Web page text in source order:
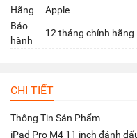
Hãng
Apple
Bảo
hành
12 tháng chính hãng
CHI TIẾT
Thông Tin Sản Phẩm
iPad Pro M4 11 inch đánh